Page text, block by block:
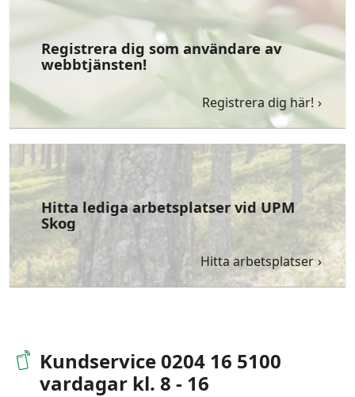
Registrera dig som användare av
webbtjänsten!
Registrera dig här!
Hitta lediga arbetsplatser vid UPM
Skog
Hitta arbetsplatser
Kundservice 0204 16 5100
vardagar kl. 8 - 16